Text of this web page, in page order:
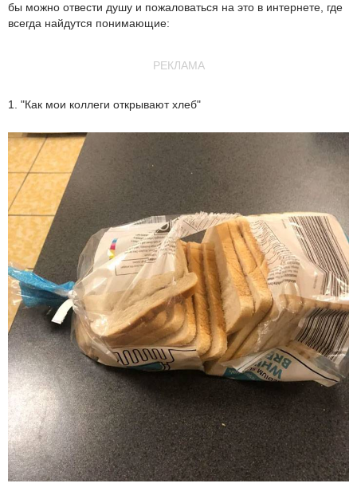
бы можно отвести душу и пожаловаться на это в интернете, где
всегда найдутся понимающие:
РЕКЛАМА
1. "Как мои коллеги открывают хлеб"